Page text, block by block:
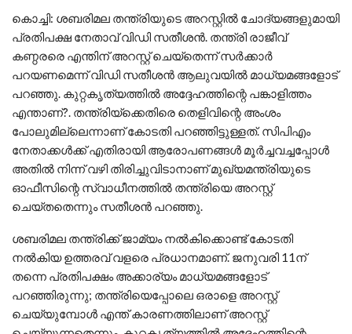
കൊച്ചി: ശബരിമല തന്ത്രിയുടെ അറസ്റ്റില്‍ ചോദ്യങ്ങളുമായി
പ്രതിപക്ഷ നേതാവ് വിഡി സതീശന്‍. തന്ത്രി രാജീവ്
കണ്ഠരരെ എന്തിന് അറസ്റ്റ് ചെയ്‌തെന്ന് സര്‍ക്കാര്‍
പറയണമെന്ന് വിഡി സതീശന്‍ ആലുവയില്‍ മാധ്യമങ്ങളോട്
പറഞ്ഞു. കുറ്റകൃത്യത്തില്‍ അദ്ദേഹത്തിന്റെ പങ്കാളിത്തം
എന്താണ്?. തന്ത്രിയ്‌ക്കെതിരെ തെളിവിന്റെ അംശം
പോലുമില്ലെന്നാണ് കോടതി പറഞ്ഞിട്ടുള്ളത്. സിപിഎം
നേതാക്കള്‍ക്ക് എതിരായി ആരോപണങ്ങള്‍ മൂര്‍ച്ചവച്ചപ്പോള്‍
അതില്‍ നിന്ന് വഴി തിരിച്ചുവിടാനാണ് മുഖ്യമന്ത്രിയുടെ
ഓഫീസിന്റെ സ്വാധീനത്തില്‍ തന്ത്രിയെ അറസ്റ്റ്
ചെയ്തതെന്നും സതീശന്‍ പറഞ്ഞു.
ശബരിമല തന്ത്രിക്ക് ജാമ്യം നല്‍കിക്കൊണ്ട് കോടതി
നല്‍കിയ ഉത്തരവ് വളരെ പ്രധാനമാണ്. ജനുവരി 11ന്
തന്നെ പ്രതിപക്ഷം അക്കാര്യം മാധ്യമങ്ങളോട്
പറഞ്ഞിരുന്നു; തന്ത്രിയെപ്പോലെ ഒരാളെ അറസ്റ്റ്
ചെയ്യുമ്പോള്‍ എന്ത് കാരണത്തിലാണ് അറസ്റ്റ്